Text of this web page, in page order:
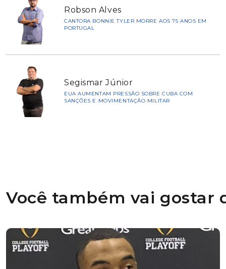
Robson Alves
CANTORA BONNIE TYLER MORRE AOS 75 ANOS EM
PORTUGAL
Segismar Júnior
EUA AUMENTAM PRESSÃO SOBRE CUBA COM
SANÇÕES E MOVIMENTAÇÃO MILITAR
Você também vai gostar